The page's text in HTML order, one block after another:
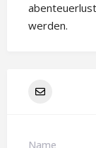
werden.